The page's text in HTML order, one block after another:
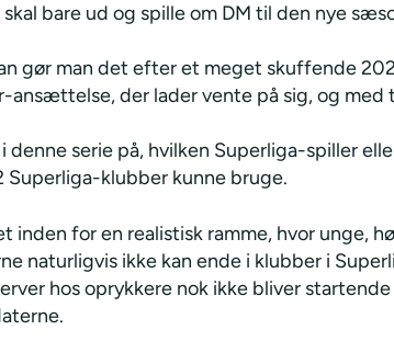
skal bare ud og spille om DM til den nye
gør man det efter et meget skuffende
der lader vente på sig, og med
denne serie på, hvilken Superliga-spiller
Superliga-klubber kunne bruge.
inden for en realistisk ramme, hvor unge,
naturligvis ikke kan ende i klubber i
hos oprykkere nok ikke bliver